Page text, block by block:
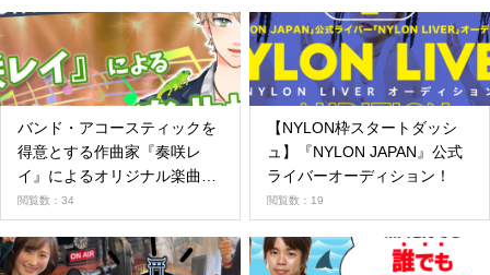
バンド・アコースティックを
得意とする作曲家『奏咲レ
イ』によるオリジナル楽曲提
供！
閲覧数：34
【NYLON枠スタートダッシ
ュ】『NYLON JAPAN』公式
ライバーオーディション！
閲覧数：19